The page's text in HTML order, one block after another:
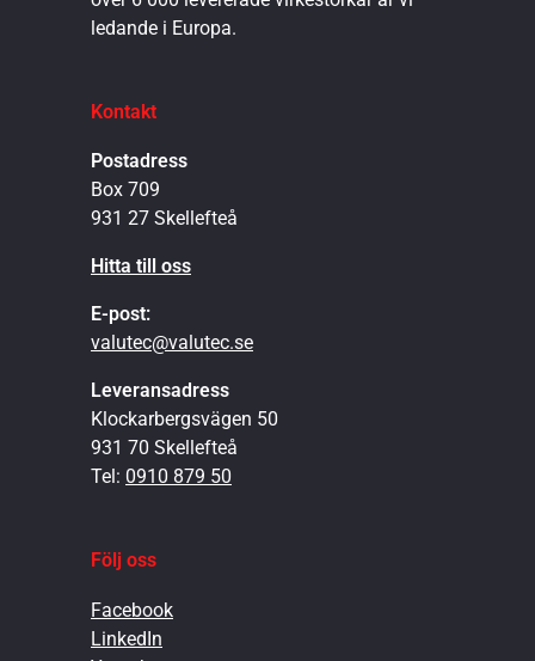
ledande i Europa.
Kontakt
Postadress
Box 709
931 27 Skellefteå
Hitta till oss
E-post:
valutec@valutec.se
Leveransadress
Klockarbergsvägen 50
931 70 Skellefteå
Tel: 0910 879 50
Följ oss
Facebook
LinkedIn